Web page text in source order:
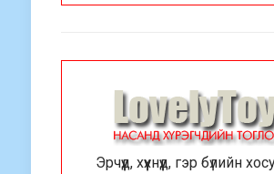
Эрчүүд, хүүхнүүд, гэр бүлийн